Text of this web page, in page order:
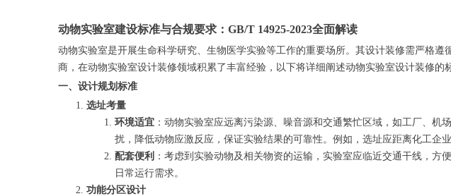
动物实验室建设标准与合规要求：GB/T 14925-2023全面解读
动物实验室是开展生命科学研究、生物医学实验等工作的重要场所。其设计装修需严格
商，在动物实验室设计装修领域积累了丰富经验，以下将详细阐述动物实验室设计装修的
一、设计规划标准
选址考量
环境适宜 ：动物实验室应远离污染源、噪音源和交通繁忙区域，如工厂、
扰，降低动物应激反应，保证实验结果的可靠性。例如，选址应距离化工企
配套便利 ：考虑到实验动物及相关物资的运输，实验室应临近交通干线，
日常运行需求。
功能分区设计